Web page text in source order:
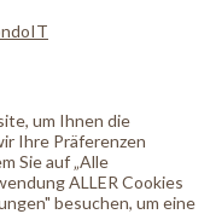
um Ihnen die
Ihre Präferenzen
Sie auf „Alle
ALLER Cookies
besuchen, um eine